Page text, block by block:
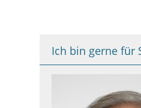
Ich bin gerne für